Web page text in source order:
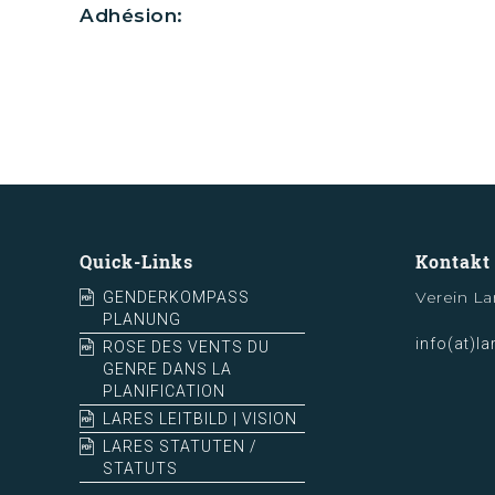
Adhésion:
Quick-Links
GENDERKOMPASS
PLANUNG
ROSE DES VENTS DU
GENRE DANS LA
PLANIFICATION
LARES LEITBILD | VISION
LARES STATUTEN /
STATUTS
Kontakt
Verein